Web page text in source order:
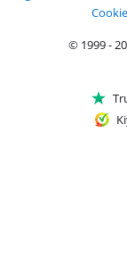
© 1999 -